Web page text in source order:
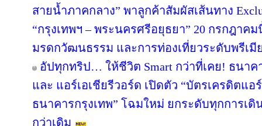
สายน้ำภาคกลาง” พาลูกค้าสัมผัสเส้นทาง
“กรุงเทพฯ – พระนครศรีอยุธยา” 20 กรกฎาค
มรดกวัฒนธรรม และการท่องเที่ยวระดับพรีเมี
อัปทุกทริป… ให้ชีวิต Smart กว่าที่เคย! ธนาค
และ แอร์เอเชียรีวอร์ด เปิดตัว “บัตรเครดิตแ
ธนาคารกรุงเทพ” โฉมใหม่ ยกระดับทุกการเ
กว่าเดิม